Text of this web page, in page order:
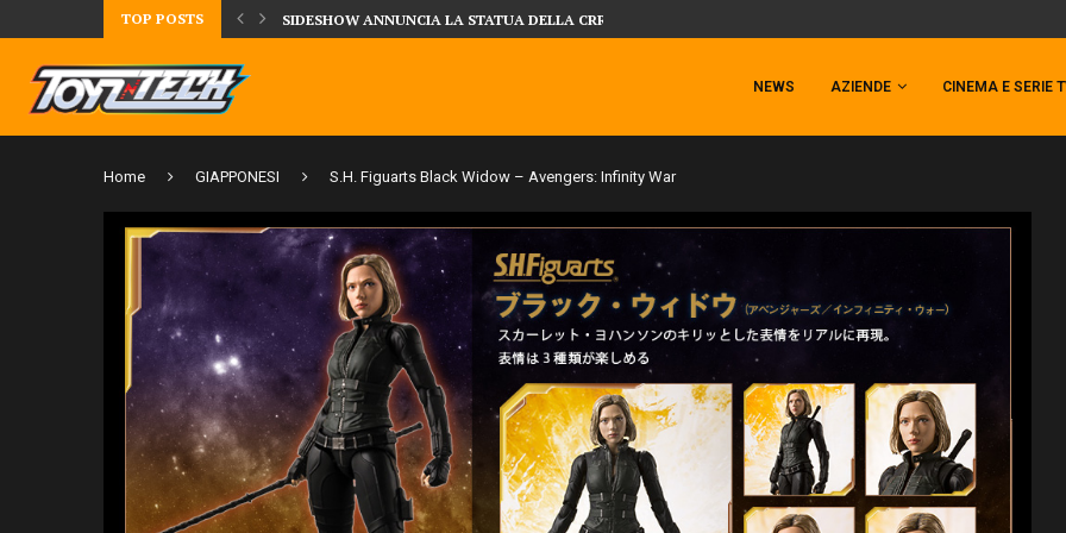
TOP POSTS
LA FIGURE DI IPPO MAKUNOUCHI! SIDESHOW ANNUNCIA LA STATUA DELLA CRRATURA DELLA LAGUNA...
NEWS AZIENDE CINEMA E SERIE
Home GIAPPONESI S.H. Figuarts Black Widow – Avengers: Infinity War